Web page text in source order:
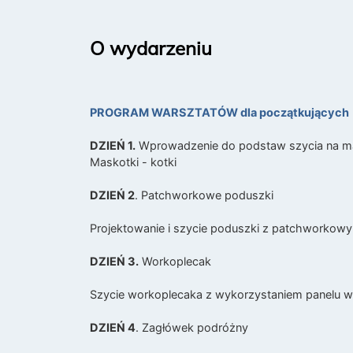
O wydarzeniu
PROGRAM WARSZTATÓW dla początkujących
DZIEŃ 1. Wprowadzenie do podstaw szycia na
Maskotki - kotki
DZIEŃ 2. Patchworkowe poduszki
Projektowanie i szycie poduszki z
DZIEŃ 3. Workoplecak
Szycie workoplecaka z wykorzystaniem panelu
DZIEŃ 4. Zagłówek podróżny